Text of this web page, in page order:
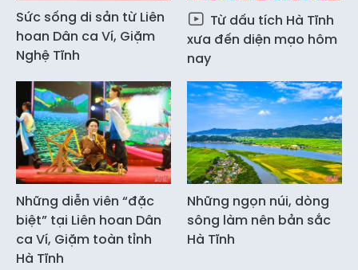
Sức sống di sản từ Liên
hoan Dân ca Ví, Giặm
Nghệ Tĩnh
Từ dấu tích Hà Tĩnh
xưa đến diện mạo hôm
nay
Những diễn viên “đặc
biệt” tại Liên hoan Dân
ca Ví, Giặm toàn tỉnh
Hà Tĩnh
Những ngọn núi, dòng
sông làm nên bản sắc
Hà Tĩnh